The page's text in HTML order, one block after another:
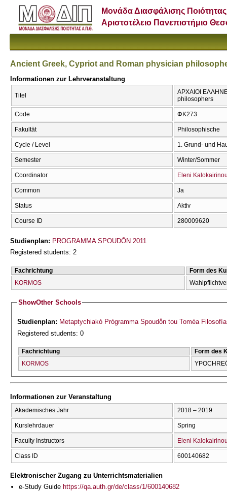
Μονάδα Διασφάλισης Ποιότητας
Αριστοτέλειο Πανεπιστήμιο
Ancient Greek, Cypriot and Roman physician
Informationen zur Lehrveranstaltung
Titel
ΑΡΧΑΙΟΙ
philosophers
Code ΦΚ273
Fakultät Philosophische
Cycle / Level 1. Grund- und
Semester Winter/Sommer
Coordinator Eleni
Common Ja
Status Aktiv
Course ID 280009620
Studienplan: PROGRAMMA SPOUDŌN 2011
Registered students: 2
Fachrichtung
Form des
KORMOS
ShowOther Schools
Studienplan: Metaptychiakó Prógramma Spoudṓn tou Toméa
Registered students: 0
Fachrichtung
Form des
KORMOS
Informationen zur Veranstaltung
Akademisches Jahr 2018 – 2019
Kurslehrdauer Spring
Faculty Instructors Eleni
Class ID 600140682
Elektronischer Zugang zu Unterrichtsmaterialien
e-Study Guide https://qa.auth.gr/de/class/1/600140682